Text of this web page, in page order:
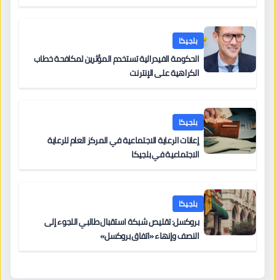
بلجيكا
الحكومة الفيدرالية تستخدم المؤثرين لمكافحة خطاب
الكراهية على الإنترنت
بلجيكا
إعانات الرعاية الاجتماعية في المركز العام للرعاية
الاجتماعية في بلجيكا
بلجيكا
بروكسل: تقليص شبكة استقبال طالبي اللجوء إلى
النصف وإنهاء «اتفاق بروكسل»